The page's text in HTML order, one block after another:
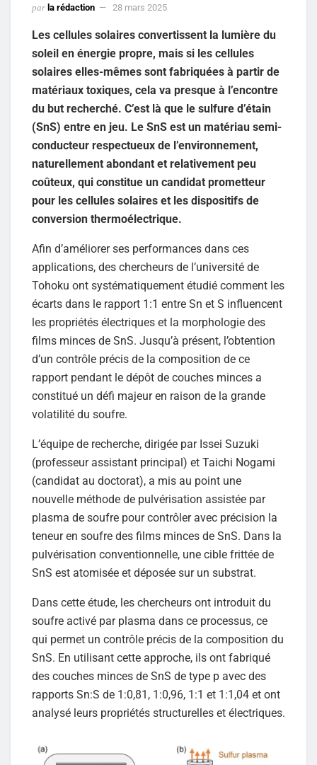
par la rédaction 28 mars 2025
Les cellules solaires convertissent la lumière du
soleil en énergie propre, mais si les cellules
solaires elles-mêmes sont fabriquées à partir de
matériaux toxiques, cela va presque à l’encontre
du but recherché. C’est là que le sulfure d’étain
(SnS) entre en jeu. Le SnS est un matériau semi-
conducteur respectueux de l’environnement,
naturellement abondant et relativement peu
coûteux, qui constitue un candidat prometteur
pour les cellules solaires et les dispositifs de
conversion thermoélectrique.
Afin d’améliorer ses performances dans ces
applications, des chercheurs de l’université de
Tohoku ont systématiquement étudié comment les
écarts dans le rapport 1:1 entre Sn et S influencent
les propriétés électriques et la morphologie des
films minces de SnS. Jusqu’à présent, l’obtention
d’un contrôle précis de la composition de ce
rapport pendant le dépôt de couches minces a
constitué un défi majeur en raison de la grande
volatilité du soufre.
L’équipe de recherche, dirigée par Issei Suzuki
(professeur assistant principal) et Taichi Nogami
(candidat au doctorat), a mis au point une
nouvelle méthode de pulvérisation assistée par
plasma de soufre pour contrôler avec précision la
teneur en soufre des films minces de SnS. Dans la
pulvérisation conventionnelle, une cible frittée de
SnS est atomisée et déposée sur un substrat.
Dans cette étude, les chercheurs ont introduit du
soufre activé par plasma dans ce processus, ce
qui permet un contrôle précis de la composition du
SnS. En utilisant cette approche, ils ont fabriqué
des couches minces de SnS de type p avec des
rapports Sn:S de 1:0,81, 1:0,96, 1:1 et 1:1,04 et ont
analysé leurs propriétés structurelles et électriques.